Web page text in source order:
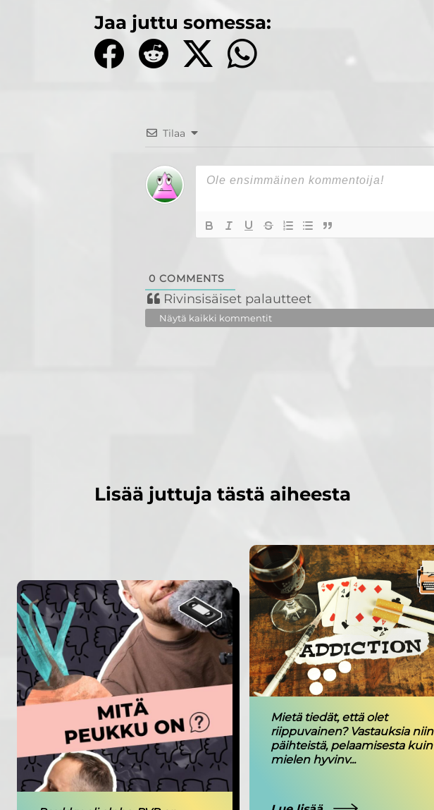
Jaa juttu somessa:
Tilaa
0 COMMENTS
Rivinsisäiset palautteet
Näytä kaikki kommentit
Lisää juttuja tästä aiheesta
Mietä tiedät, että olet
riippuvainen? Vastauksia niin
päihteistä, pelaamisesta kuin
mielen hyvinv...